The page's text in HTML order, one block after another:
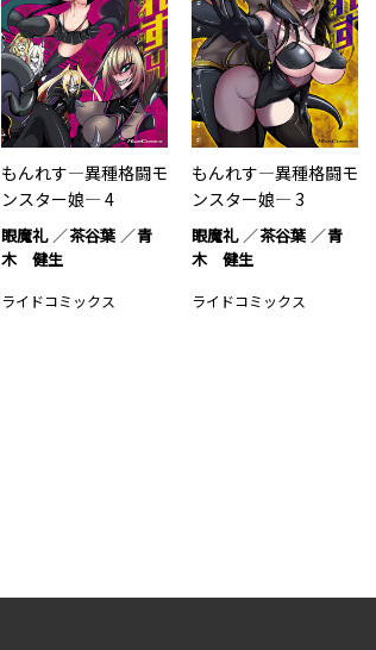
もんれす―異種格闘モ
ンスター娘― 4
眼魔礼 茶谷葉
青
木 健生
ライドコミックス
もんれす―異種格闘モ
ンスター娘― 3
眼魔礼 茶谷葉
青
木 健生
ライドコミックス